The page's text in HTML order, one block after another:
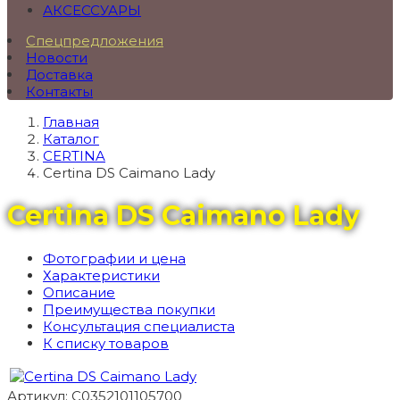
АКСЕССУАРЫ
Спецпредложения
Новости
Доставка
Контакты
Главная
Каталог
CERTINA
Certina DS Caimano Lady
Certina DS Caimano Lady
Фотографии и цена
Характеристики
Описание
Преимущества покупки
Консультация специалиста
К списку товаров
Артикул: C0352101105700